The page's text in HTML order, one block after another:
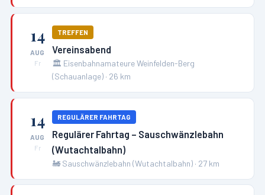
14
AUG
Fr
TREFFEN
Vereinsabend
🏛️ Eisenbahnamateure Weinfelden-Berg
(Schauanlage) · 26 km
14
AUG
Fr
REGULÄRER FAHRTAG
Regulärer Fahrtag – Sauschwänzlebahn
(Wutachtalbahn)
🚂 Sauschwänzlebahn (Wutachtalbahn) · 27 km